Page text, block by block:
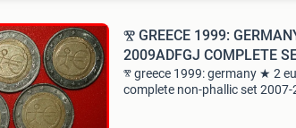
Ⰺ GREECE 1999:
2009ADFGJ COMPLETE
ⰺ greece 1999: germany ★ 2
complete non-phallic set 2007-